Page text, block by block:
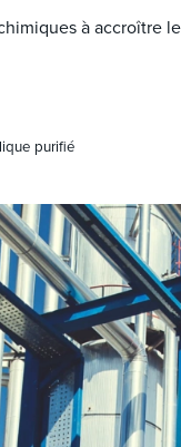
à accroître
purifié